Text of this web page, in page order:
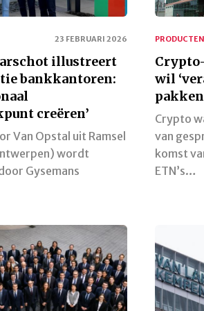
23 FEBRUARI 2026
illustreert
bankkantoren:
creëren’
Van Opstal uit Ramsel
wordt
Gysemans
PRODUCTEN
wil
Crypto
van
komst
ETN’s…